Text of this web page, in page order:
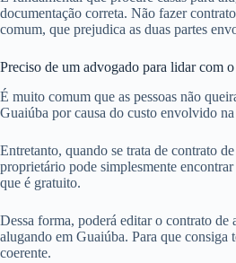
documentação correta. Não fazer
comum, que prejudica as duas partes
Preciso de um advogado para lidar com
É muito comum que as pessoas não
Guaiúba por causa do custo envolvido
Entretanto, quando se trata de contrato
proprietário pode simplesmente
que é gratuito.
Dessa forma, poderá editar o contrato de
alugando em Guaiúba. Para que consiga
coerente.